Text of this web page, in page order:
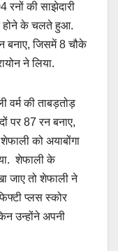
रनों की साझेदारी
होने के चलते हुआ.
बनाए, जिसमें 8 चौके
ने लिया.
वर्म की ताबड़तोड़
पर 87 रन बनाए,
को अयाबोंगा
शेफाली के
जाए तो शेफाली ने
प्लस स्कोर
उन्होंने अपनी